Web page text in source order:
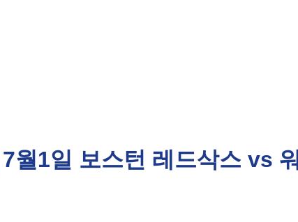
월1일 보스턴 레드삭스 vs